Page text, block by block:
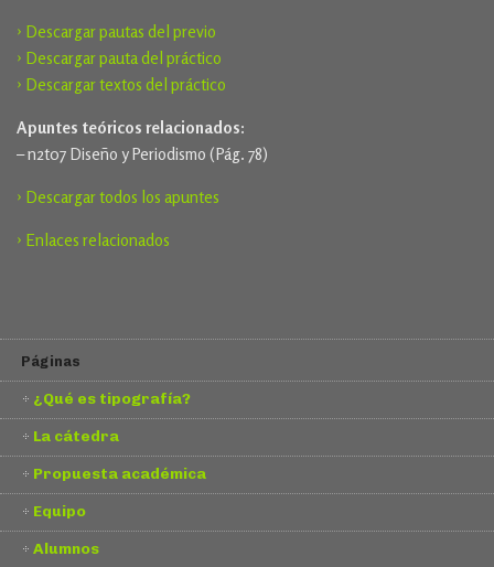
› Descargar pautas del previo
› Descargar pauta del práctico
› Descargar textos del práctico
Apuntes teóricos relacionados:
– n2t07 Diseño y Periodismo (Pág. 78)
› Descargar todos los apuntes
› Enlaces relacionados
Páginas
¿Qué es tipografía?
La cátedra
Propuesta académica
Equipo
Alumnos